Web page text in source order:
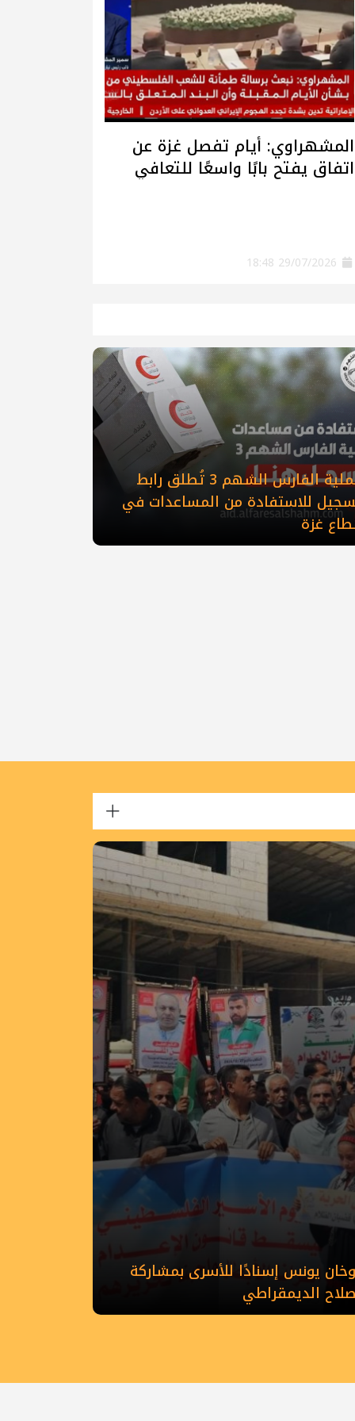
المشهراوي: أيام تفصل غزة عن
اتفاق يفتح بابًا واسعًا للتعافي
عملية الفارس الشهم 3 تُطلق رابط
للاستفادة من المساعدات في
غزة
يونس إسنادًا للأسرى بمشاركة
الديمقراطي